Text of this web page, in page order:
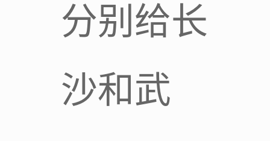
分别给长
沙和武